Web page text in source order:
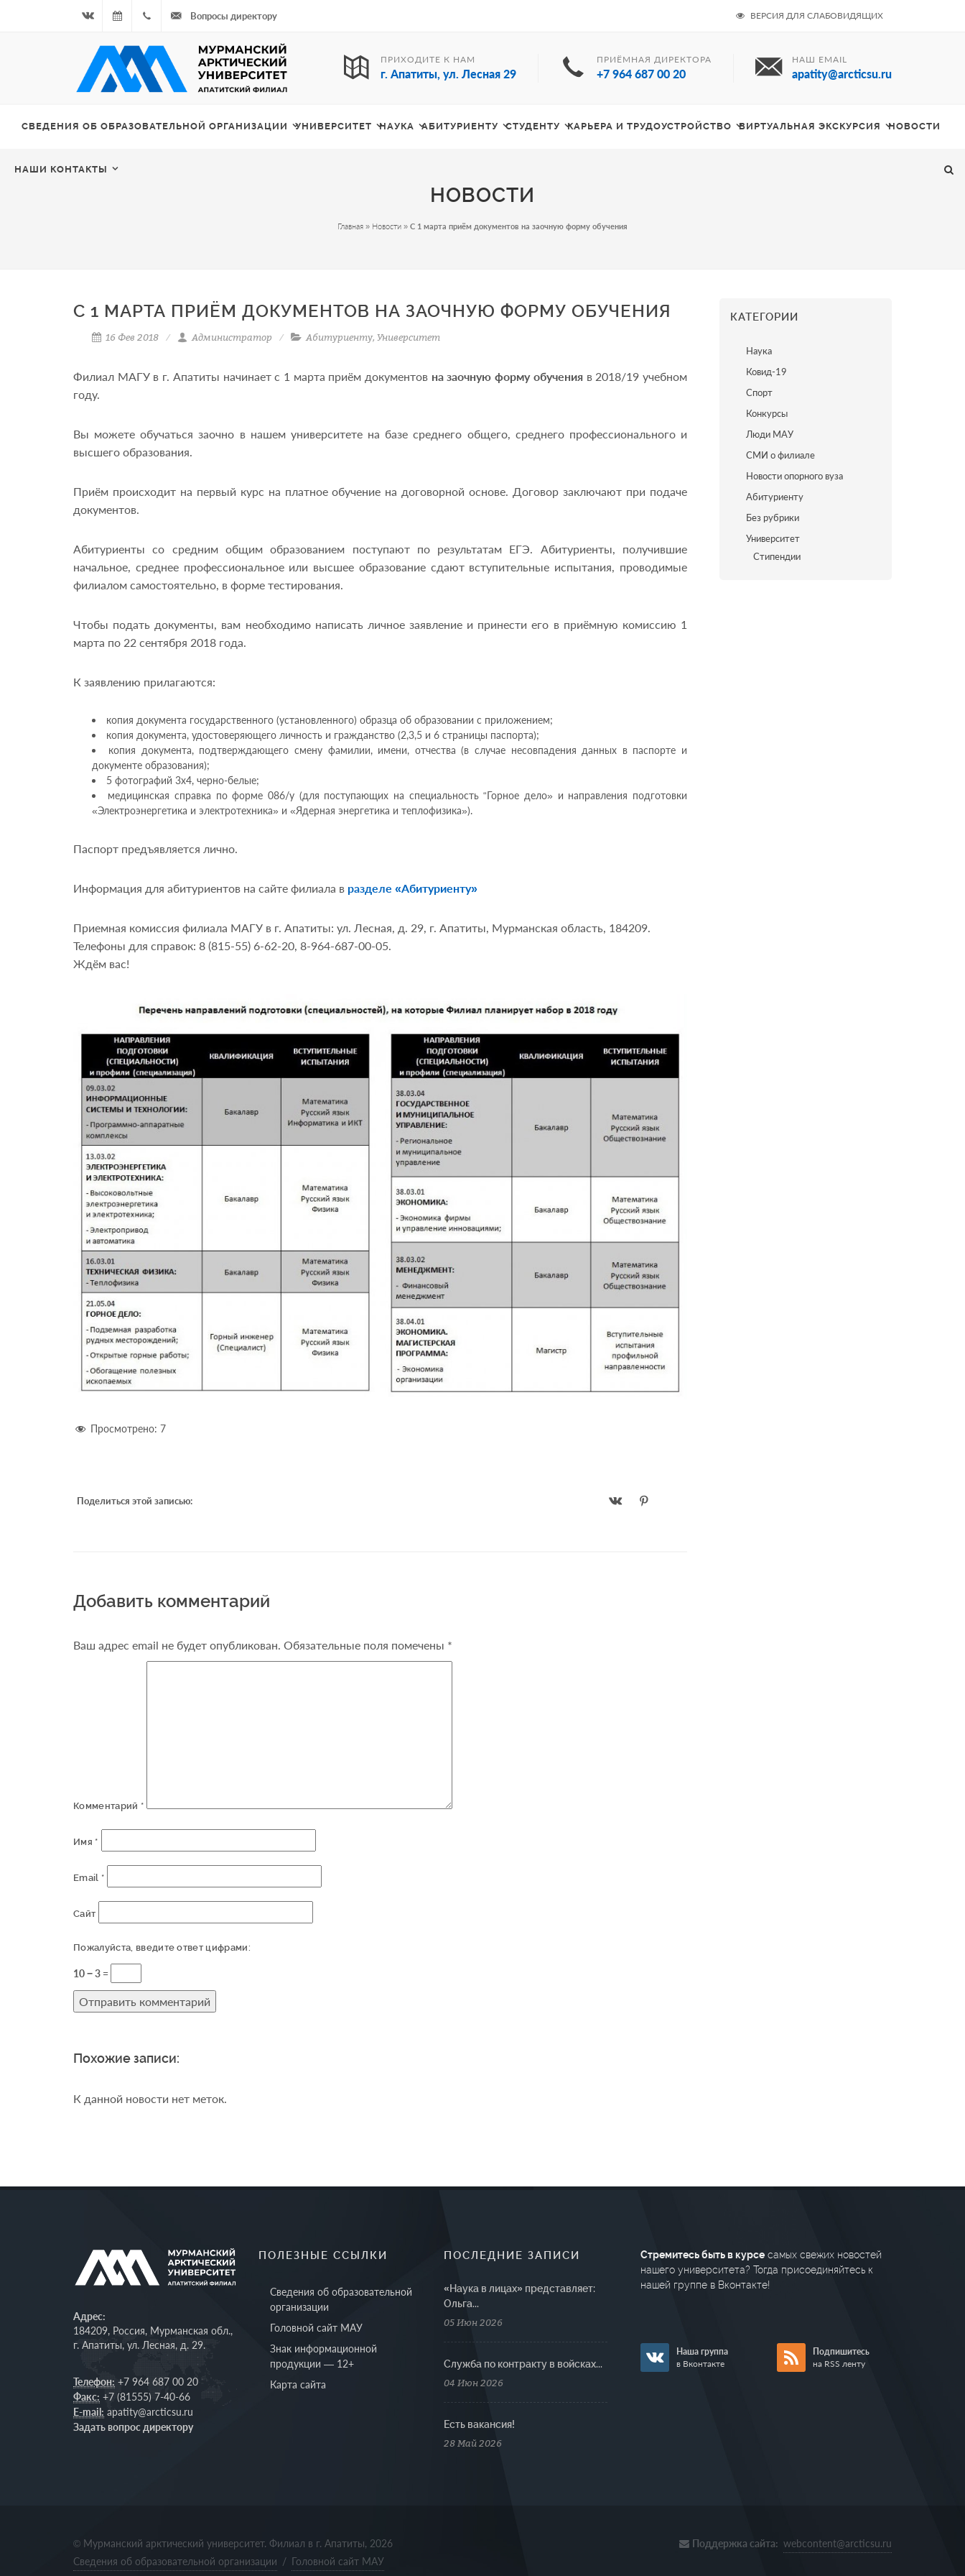
Вконтакте07.08.2026
- Чётная
+7
964
Вопросы директору ВЕРСИЯ ДЛЯ СЛАБОВИДЯЩИХ
ПРИХОДИТЕ К НАМ
г. Апатиты, ул. Лесная 29
ПРИЁМНАЯ ДИРЕКТОРА
+7 964 687 00 20
НАШ EMAIL
apatity@arcticsu.ru
СВЕДЕНИЯ ОБ ОБРАЗОВАТЕЛЬНОЙ ОРГАНИЗАЦИИ УНИВЕРСИТЕТ НАУКА АБИТУРИЕНТУ СТУДЕНТУ КАРЬЕРА И ТРУДОУСТРОЙСТВО ВИРТУАЛЬНАЯ ЭКСКУРСИЯ НОВОСТИ
НАШИ КОНТАКТЫ
НОВОСТИ
Главная » Новости » С 1 марта приём документов на заочную форму обучения
С 1 МАРТА ПРИЁМ ДОКУМЕНТОВ НА ЗАОЧНУЮ ФОРМУ ОБУЧЕНИЯ
16 Фев 2018 Администратор Абитуриенту, Университет
Филиал МАГУ в г. Апатиты начинает с 1 марта приём документов на заочную форму обученияв 2018/19 учебном
году.
Вы можете обучаться заочно в нашем университете на базе среднего общего, среднего профессионального и
высшего образования.
Приём происходит на первый курс на платное обучение на договорной основе. Договор заключают при подаче
документов.
Абитуриенты со средним общим образованием поступают по результатам ЕГЭ. Абитуриенты, получившие
начальное, среднее профессиональное или высшее образование сдают вступительные испытания, проводимые
филиалом самостоятельно, в форме тестирования.
Чтобы подать документы, вам необходимо написать личное заявление и принести его в приёмную комиссию 1
марта по 22 сентября 2018 года.
К заявлению прилагаются:
копия документа государственного (установленного) образца об образовании с приложением;
копия документа, удостоверяющего личность и гражданство (2,3,5 и 6 страницы паспорта);
копия документа, подтверждающего смену фамилии, имени, отчества (в случае несовпадения данных в паспорте и
документе образования);
5 фотографий 3х4, черно-белые;
медицинская справка по форме 086/у (для поступающих на специальность “Горное дело» и направления подготовки
«Электроэнергетика и электротехника» и «Ядерная энергетика и теплофизика»).
Паспорт предъявляется лично.
Информация для абитуриентов на сайте филиала в разделе «Абитуриенту»
Приемная комиссия филиала МАГУ в г. Апатиты: ул. Лесная, д. 29, г. Апатиты, Мурманская область, 184209.
Телефоны для справок: 8 (815-55) 6-62-20, 8-964-687-00-05.
Ждём вас!
Просмотрено: 7
Поделиться этой записью:
Добавить комментарий
Ваш адрес email не будет опубликован. Обязательные поля помечены *
Комментарий *
Имя *
Email *
Сайт
Пожалуйста, введите ответ цифрами:
10 − 3 =
Похожие записи:
К данной новости нет меток.
КАТЕГОРИИ
Наука
Ковид-19
Спорт
Конкурсы
Люди МАУ
СМИ о филиале
Новости опорного вуза
Абитуриенту
Без рубрики
Университет
Стипендии
Адрес:
184209, Россия, Мурманская обл.,
г. Апатиты, ул. Лесная, д. 29.
Телефон: +7 964 687 00 20
Факс: +7 (81555) 7-40-66
E-mail: apatity@arcticsu.ru
Задать вопрос директору
ПОЛЕЗНЫЕ ССЫЛКИ
Сведения об образовательной
организации
Головной сайт МАУ
Знак информационной
продукции — 12+
Карта сайта
ПОСЛЕДНИЕ ЗАПИСИ
«Наука в лицах» представляет:
Ольга...
05 Июн 2026
Cлужба по контракту в войсках...
04 Июн 2026
Есть вакансия!
28 Май 2026
Стремитесь быть в курсе самых свежих новостей
нашего университета? Тогда присоединяйтесь к
нашей группе в Вконтакте!
Наша группа
в Вконтакте
Подпишитесь
на RSS ленту
© Мурманский арктический университет. Филиал в г. Апатиты, 2026
Сведения об образовательной организации / Головной сайт МАУ
Поддержка сайта: webcontent@arcticsu.ru